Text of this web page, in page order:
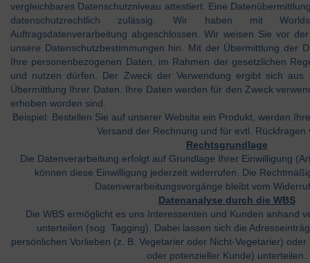
vergleichbares Datenschutzniveau attestiert. Eine
datenschutzrechtlich zulässig. Wir haben mit
Auftragsdatenverarbeitung abgeschlossen. Wir weisen Sie vor
unsere Datenschutzbestimmungen hin. Mit der Übermittlung der
Ihre personenbezogenen Daten, im Rahmen der gesetzlichen
und nutzen dürfen. Der Zweck der Verwendung ergibt sich aus
Übermittlung Ihrer Daten. Ihre Daten werden für den Zweck
erhoben worden sind.
Beispiel: Bestellen Sie auf unserer Website ein Produkt, werden
Versand der Rechnung und für evtl. Rückfragen
Rechtsgrundlage
Die Datenverarbeitung erfolgt auf Grundlage Ihrer Einwilligung
können diese Einwilligung jederzeit widerrufen. Die
Datenverarbeitungsvorgänge bleibt vom
Datenanalyse durch die WBS
Die WBS ermöglicht es uns Interessenten und Kunden anhand
unterteilen (sog. Tagging). Dabei lassen sich die
persönlichen Vorlieben (z. B. Vegetarier oder Nicht-Vegetarier)
oder potenzieller Kunde) unterteilen.